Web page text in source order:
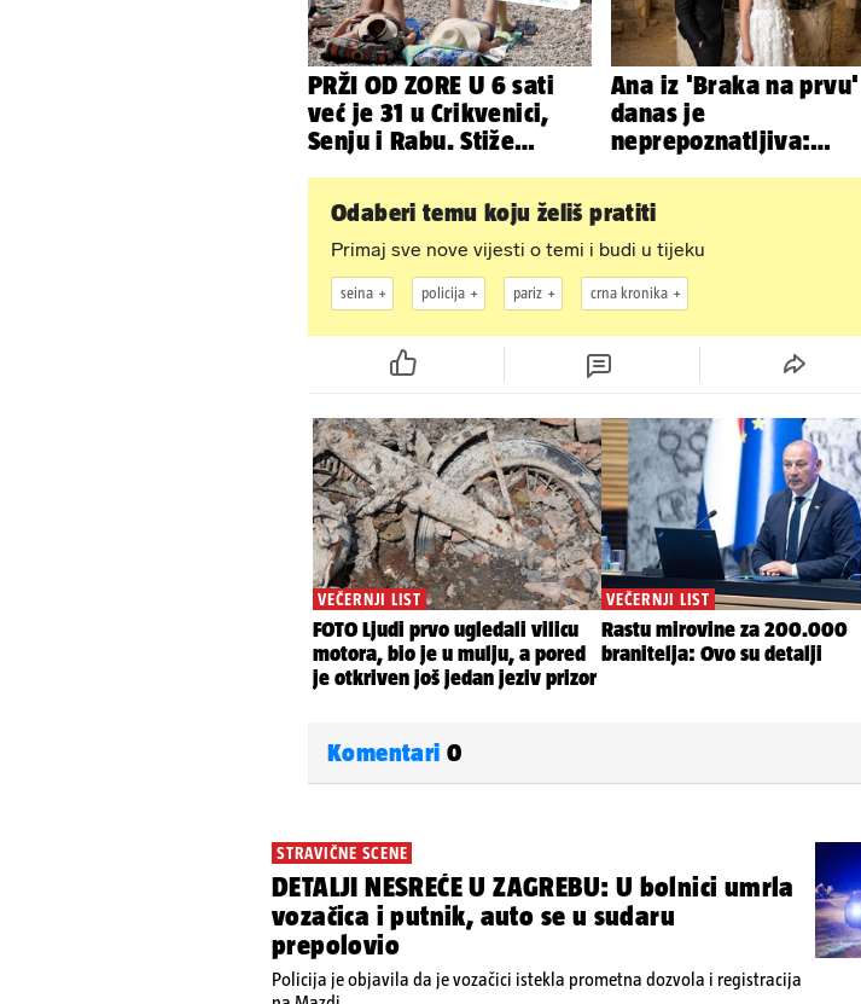
PRŽI OD ZORE U 6 sati
već je 31 u Crikvenici,
Senju i Rabu. Stiže
Ana iz 'Braka na prvu'
danas je
neprepoznatljiva:
Odaberi temu koju želiš pratiti
Primaj sve nove vijesti o temi i budi u tijeku
seina policija pariz crna kronika
Komentari 0
STRAVIČNE SCENE
DETALJI NESREĆE U ZAGREBU: U bolnici umrla
vozačica i putnik, auto se u sudaru
prepolovio
Policija je objavila da je vozačici istekla prometna dozvola i registracija